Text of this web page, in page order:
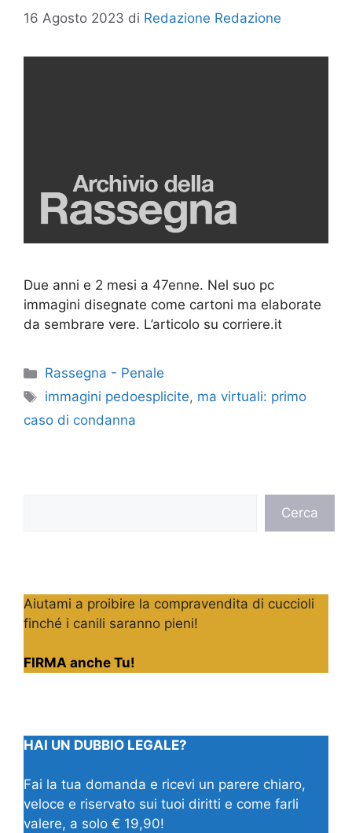
16 Agosto 2023 di Redazione Redazione
Due anni e 2 mesi a 47enne. Nel suo pc
immagini disegnate come cartoni ma elaborate
da sembrare vere. L’articolo su corriere.it
Categorie
Rassegna - Penale
Tag
immagini pedoesplicite, ma virtuali: primo
caso di condanna
Cerca
Aiutami a proibire la compravendita di cuccioli
finché i canili saranno pieni!
FIRMA anche Tu!
HAI UN DUBBIO LEGALE?
Fai la tua domanda e ricevi un parere chiaro,
veloce e riservato sui tuoi diritti e come farli
valere, a solo € 19,90!